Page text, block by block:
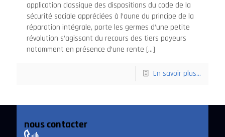
application classique des dispositions du code de la
sécurité sociale appréciées à l’aune du principe de la
réparation intégrale, porte les germes d’une petite
révolution s’agissant du recours des tiers payeurs
notamment en présence d’une rente […]
En savoir plus...
nous contacter